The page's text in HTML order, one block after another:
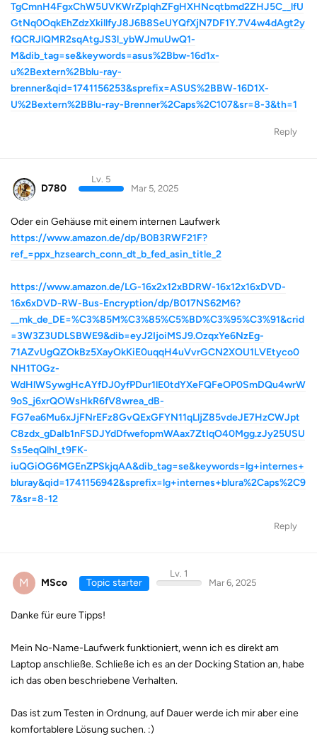
TgCmnH4FgxChW5UVKWrZpIqhZFgHXHNcqtbmd2ZHJ5C__lfU
GtNq0OqkEhZdzXkillfyJ8J6B8SeUYQfXjN7DF1Y.7V4w4dAgt2y
fQCRJlQMR2sqAtgJS3l_ybWJmuUwQ1-
M&dib_tag=se&keywords=asus%2Bbw-16d1x-
u%2Bextern%2Bblu-ray-
brenner&qid=1741156253&sprefix=ASUS%2BBW-16D1X-
U%2Bextern%2BBlu-ray-Brenner%2Caps%2C107&sr=8-3&th=1
Reply
D780
Lv. 5
Mar 5, 2025
Oder ein Gehäuse mit einem internen Laufwerk
https://www.amazon.de/dp/B0B3RWF21F?
ref_=ppx_hzsearch_conn_dt_b_fed_asin_title_2
https://www.amazon.de/LG-16x2x12xBDRW-16x12x16xDVD-
16x6xDVD-RW-Bus-Encryption/dp/B017NS62M6?
__mk_de_DE=%C3%85M%C3%85%C5%BD%C3%95%C3%91&crid
=3W3Z3UDLSBWE9&dib=eyJ2IjoiMSJ9.OzqxYe6NzEg-
71AZvUgQZOkBz5XayOkKiE0uqqH4uVvrGCN2XOU1LVEtyco0
NH1T0Gz-
WdHlWSywgHcAYfDJ0yfPDur1lE0tdYXeFQFeOP0SmDQu4wrW
9oS_j6xrQOWsHkR6fV8wrea_dB-
FG7ea6Mu6xJjFNrEFz8GvQExGFYN11qLljZ85vdeJE7HzCWJpt
C8zdx_gDaIb1nFSDJYdDfwefopmWAax7ZtIqO40Mgg.zJy25USU
Ss5eqQlhI_t9FK-
iuQGiOG6MGEnZPSkjqAA&dib_tag=se&keywords=lg+internes+
bluray&qid=1741156942&sprefix=lg+internes+blura%2Caps%2C9
7&sr=8-12
Reply
M MSco Topic starter
Lv. 1
Mar 6, 2025
Danke für eure Tipps!
Mein No-Name-Laufwerk funktioniert, wenn ich es direkt am
Laptop anschließe. Schließe ich es an der Docking Station an, habe
ich das oben beschriebene Verhalten.
Das ist zum Testen in Ordnung, auf Dauer werde ich mir aber eine
komfortablere Lösung suchen. :)